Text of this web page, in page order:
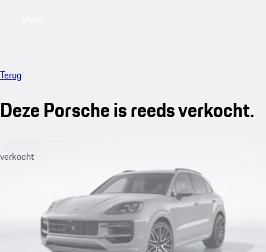
Terug
Deze Porsche is reeds verkocht.
verkocht